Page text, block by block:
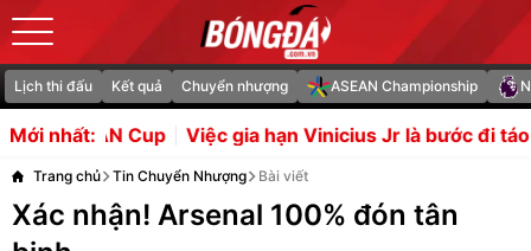
Lịch thi đấu Kết quả Chuyển nhượng ASEAN Championship
Mới nhất:
gia hạn Vinicius Jr là bước đi táo bạo của Real Madrid
Trang chủ Tin Chuyển Nhượng Bài viết
Xác nhận! Arsenal 100% đón tân